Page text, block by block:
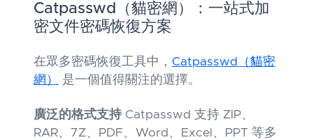
Catpasswd（貓密網）：一站式加
密文件密碼恢復方案
在眾多密碼恢復工具中， Catpasswd（貓密
網）
是一個值得關注的選擇。
廣泛的格式支持Catpasswd 支持 ZIP、
RAR、7Z、PDF、Word、Excel、PPT 等多